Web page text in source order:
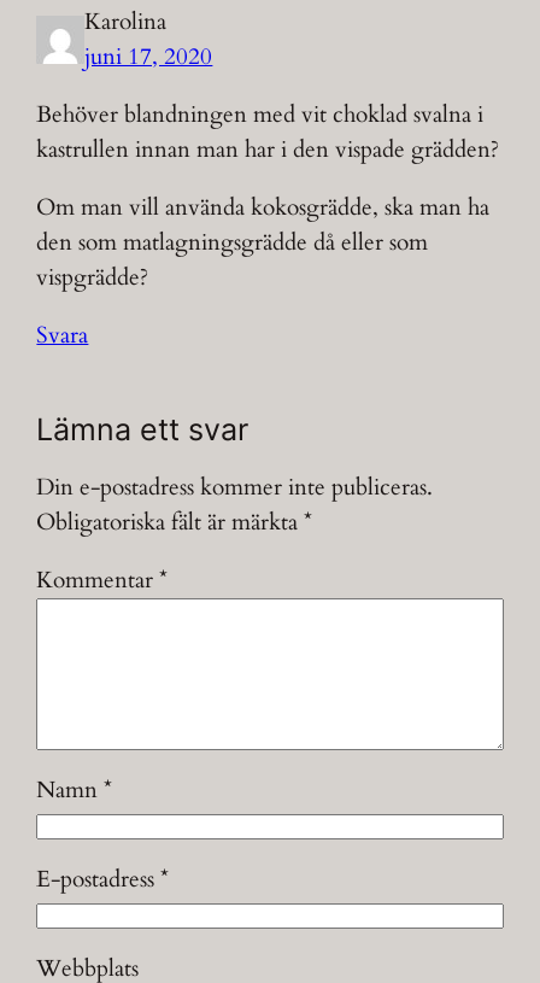
Karolina
juni 17, 2020
Behöver blandningen med vit choklad svalna i
kastrullen innan man har i den vispade grädden?
Om man vill använda kokosgrädde, ska man ha
den som matlagningsgrädde då eller som
vispgrädde?
Svara
Lämna ett svar
Din e-postadress kommer inte publiceras.
Obligatoriska fält är märkta*
Kommentar*
Namn*
E-postadress*
Webbplats